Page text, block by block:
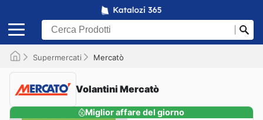
Supermercati Mercatò
Volantini Mercatò
Miglior affare del giorno